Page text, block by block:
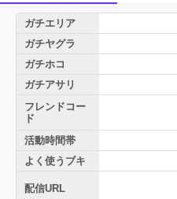
ガチエリア
ガチヤグラ
ガチホコ
ガチアサリ
フレンドコー
ド
活動時間帯
よく使うブキ
配信URL